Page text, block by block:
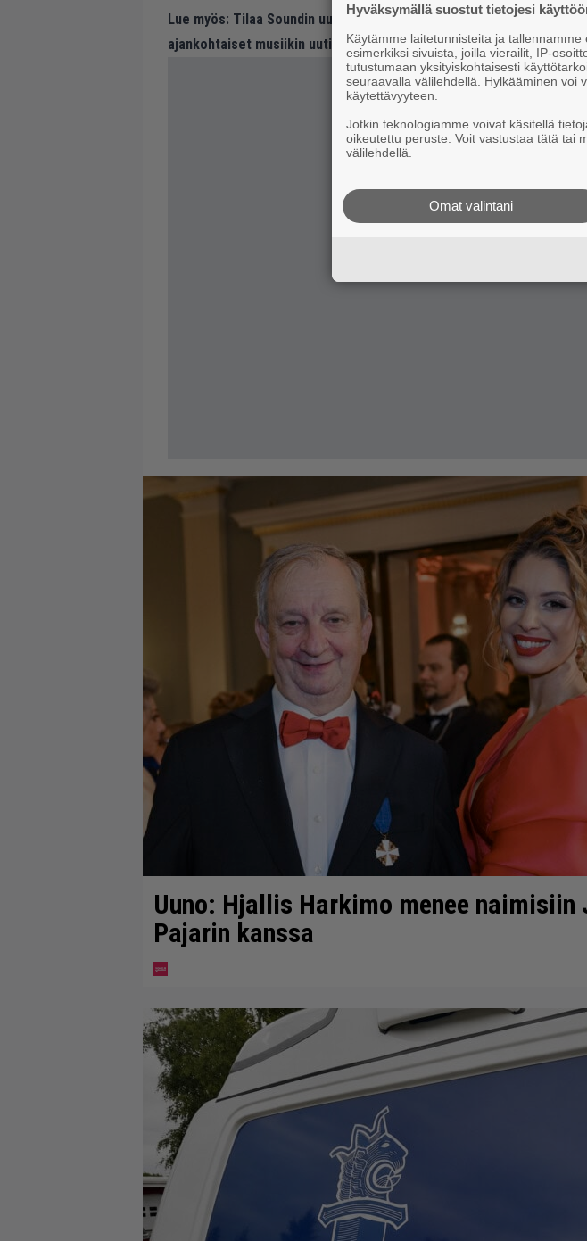
Lue myös: Tilaa Soundin uutiskirje ja tiedät mistä kahvitauolla
ajankohtaiset musiikin uutiset ja puheenaiheet suoraan
Uuno: Hjallis Harkimo menee naimisiin
Pajarin kanssa
Hyväksymällä suostut tietojesi
Käytämme laitetunnisteita ja
esimerkiksi sivuista, joilla vierailit, IP-
tutustumaan yksityiskohtaisesti
seuraavalla välilehdellä. Hylkääminen voi
käytettävyyteen.
Jotkin teknologiamme voivat käsitellä
oikeutettu peruste. Voit vastustaa tätä tai
välilehdellä.
Omat valintani